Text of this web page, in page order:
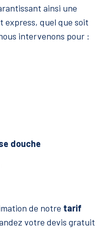
ainsi une
express, quel que soit
intervenons pour :
douche
de notre tarif
votre devis gratuit